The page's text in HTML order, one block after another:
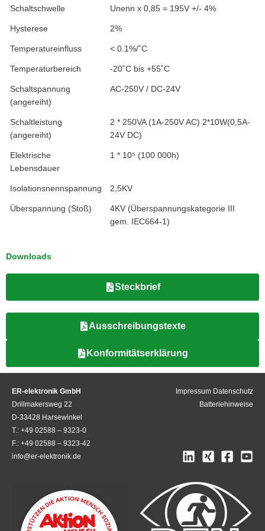
Schaltschwelle Unenn x 0,85 = 195V +/- 4%
Hysterese 2%
Temperatureinfluss < 0.1%/˚C
Temperaturbereich -20˚C bis +55˚C
Schaltspannung
(angereiht)
AC-250V / DC-24V
Schaltleistung
(angereiht)
2 * 250VA (1A-250V AC) 2*10W(0,5A-
24V DC)
Elektrische
Lebensdauer
1 * 10⁵ (100 000h)
Isolationsnennspannung 2,5KV
Überspannung (Stoß)
4KV (Überspannungskategorie III
gem. IEC664-1)
Downloads
Steckbrief
Ausschreibungstexte
Konformitätserklärung
ER-elektronik GmbH
Drillmakersweg 22
D-33428 Harsewinkel
T.: +49 02588 – 9323-0
F.: +49 02588 – 9323-42
info@er-elektronik.de
Impressum Datenschutz
Batteriehinweise